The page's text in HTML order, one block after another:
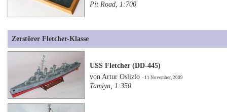
Pit Road, 1:700
Zerstörer Fletcher-Klasse
USS Fletcher (DD-445)
von Artur Oslizlo- 11 November, 2009
Tamiya, 1:350